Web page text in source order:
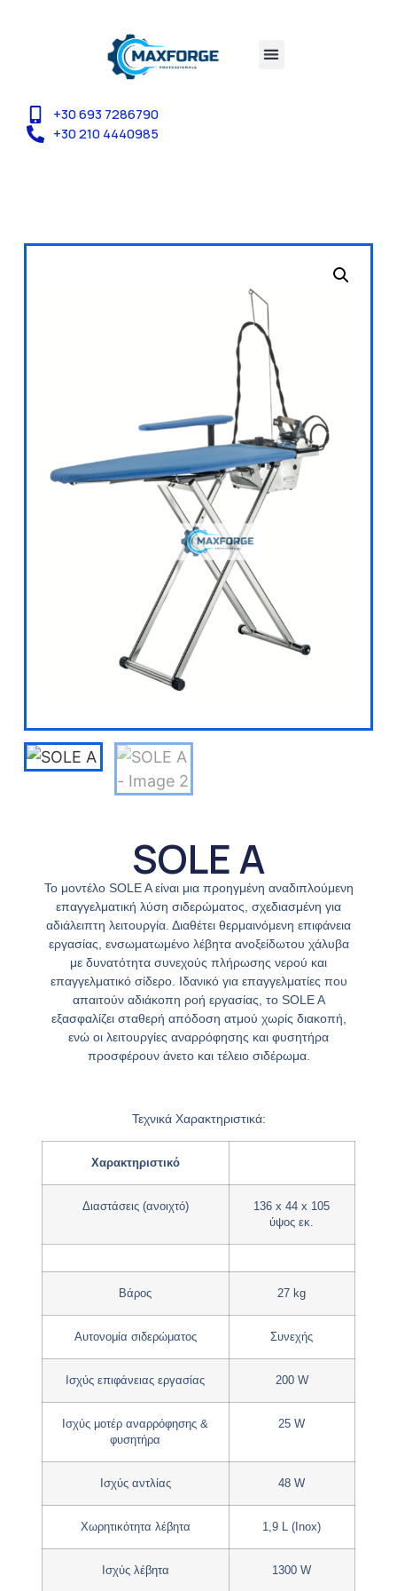
+30 693 7286790
+30 210 4440985
SOLE A
Το μοντέλο SOLE A είναι μια προηγμένη αναδιπλούμενη
επαγγελματική λύση σιδερώματος, σχεδιασμένη για
αδιάλειπτη λειτουργία. Διαθέτει θερμαινόμενη επιφάνεια
εργασίας, ενσωματωμένο λέβητα ανοξείδωτου χάλυβα
με δυνατότητα συνεχούς πλήρωσης νερού και
επαγγελματικό σίδερο. Ιδανικό για επαγγελματίες που
απαιτούν αδιάκοπη ροή εργασίας, το SOLE A
εξασφαλίζει σταθερή απόδοση ατμού χωρίς διακοπή,
ενώ οι λειτουργίες αναρρόφησης και φυσητήρα
προσφέρουν άνετο και τέλειο σιδέρωμα.
Τεχνικά Χαρακτηριστικά:
Χαρακτηριστικό
Διαστάσεις (ανοιχτό)
136 x 44 x 105
ύψος εκ.
Βάρος 27 kg
Αυτονομία σιδερώματος Συνεχής
Ισχύς επιφάνειας εργασίας 200 W
Ισχύς μοτέρ αναρρόφησης &
φυσητήρα
25 W
Ισχύς αντλίας 48 W
Χωρητικότητα λέβητα 1,9 L (Inox)
Ισχύς λέβητα 1300 W